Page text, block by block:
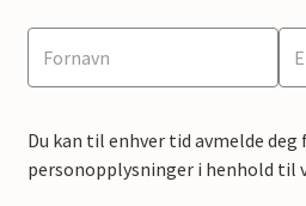
Du kan til enhver tid avmelde
personopplysninger i henhold til